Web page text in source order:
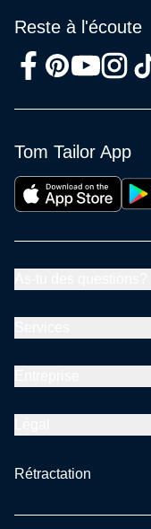
Reste à l'écoute
Tom Tailor App
Rétractation